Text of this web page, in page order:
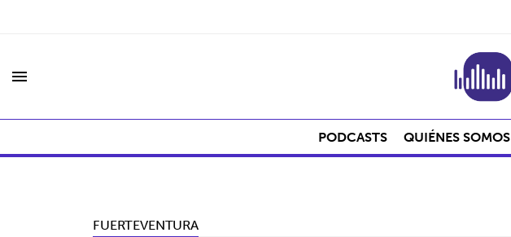
menu
PODCASTS QUIÉNES SOMOS
FUERTEVENTURA